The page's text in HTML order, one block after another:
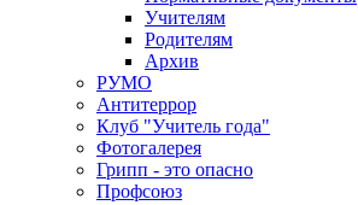
Учителям
Родителям
Архив
РУМО
Антитеррор
Клуб "Учитель года"
Фотогалерея
Грипп - это опасно
Профсоюз